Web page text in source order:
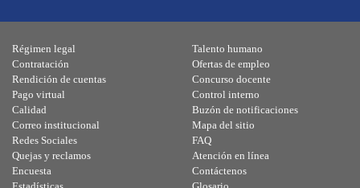
Régimen legal
Contratación
Rendición de cuentas
Pago virtual
Calidad
Talento humano
Ofertas de empleo
Concurso docente
Control interno
Buzón de notificaciones
Correo institucional
Redes Sociales
Quejas y reclamos
Encuesta
Mapa del sitio
FAQ
Atención en línea
Contáctenos